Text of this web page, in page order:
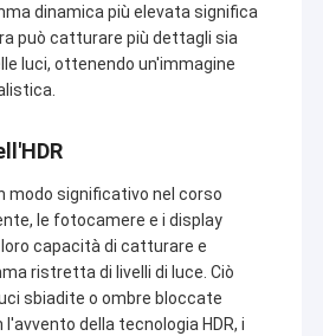
dinamica più elevata significa
può catturare più dettagli sia
luci, ottenendo un'immagine
modo significativo nel corso
le fotocamere e i display
capacità di catturare e
ristretta di livelli di luce. Ciò
sbiadite o ombre bloccate
l'avvento della tecnologia HDR, i